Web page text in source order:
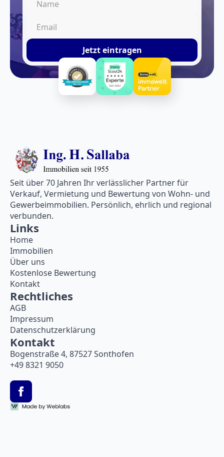
Jetzt eintragen
Seit über 70 Jahren Ihr verlässlicher Partner für
Verkauf, Vermietung und Bewertung von Wohn- und
Gewerbeimmobilien. Persönlich, ehrlich und regional
verbunden.
Links
Home
Immobilien
Über uns
Kostenlose Bewertung
Kontakt
Rechtliches
AGB
Impressum
Datenschutzerklärung
Kontakt
Bogenstraße 4, 87527 Sonthofen
+49 8321 9050